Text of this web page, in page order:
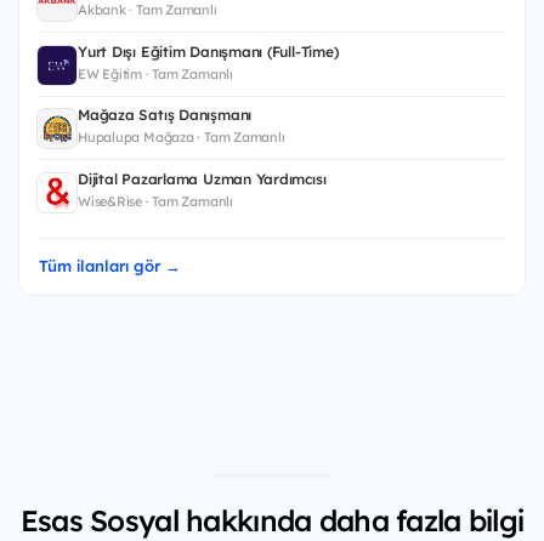
Akbank · Tam Zamanlı
Yurt Dışı Eğitim Danışmanı (Full-Time)
EW Eğitim · Tam Zamanlı
Mağaza Satış Danışmanı
Hupalupa Mağaza · Tam Zamanlı
Dijital Pazarlama Uzman Yardımcısı
Wise&Rise · Tam Zamanlı
Tüm ilanları gör →
Esas Sosyal hakkında daha fazla bilgi